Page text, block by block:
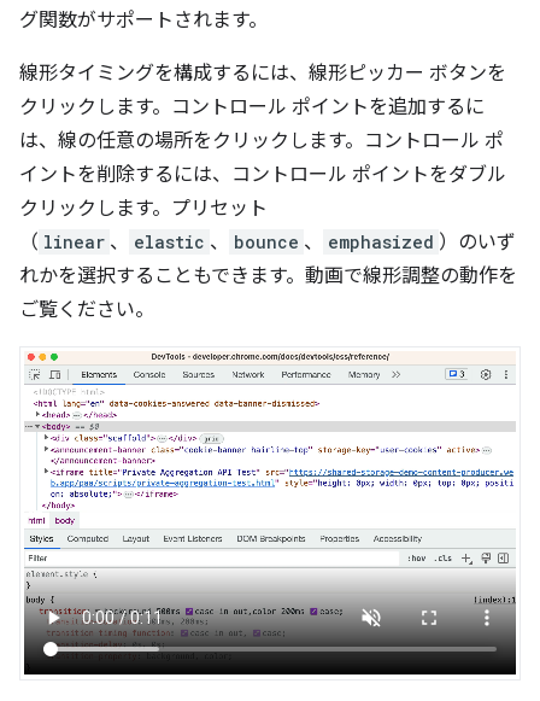
グ関数がサポートされます。
線形タイミングを構成するには、線形ピッカー ボタンを
クリックします。コントロール ポイントを追加するに
は、線の任意の場所をクリックします。コントロール ポ
イントを削除するには、コントロール ポイントをダブル
クリックします。プリセット
（ linear 、 elastic 、 bounce 、 emphasized ）のいず
れかを選択することもできます。動画で線形調整の動作を
ご覧ください。